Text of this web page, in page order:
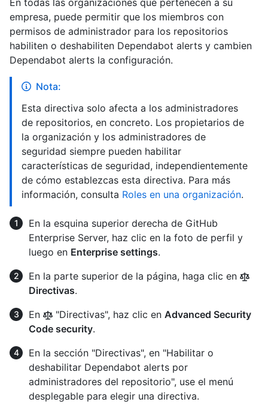
En todas las organizaciones que pertenecen a su
empresa, puede permitir que los miembros con
permisos de administrador para los repositorios
habiliten o deshabiliten Dependabot alerts y cambien
Dependabot alerts la configuración.
Nota:
Esta directiva solo afecta a los administradores
de repositorios, en concreto. Los propietarios de
la organización y los administradores de
seguridad siempre pueden habilitar
características de seguridad, independientemente
de cómo establezcas esta directiva. Para más
información, consulta Roles en una organización.
En la esquina superior derecha de GitHub
Enterprise Server, haz clic en la foto de perfil y
luego en Enterprise settings.
En la parte superior de la página, haga clic en
Directivas.
En
"Directivas", haz clic en Advanced Security
Code security.
En la sección "Directivas", en "Habilitar o
deshabilitar Dependabot alerts por
administradores del repositorio", use el menú
desplegable para elegir una directiva.